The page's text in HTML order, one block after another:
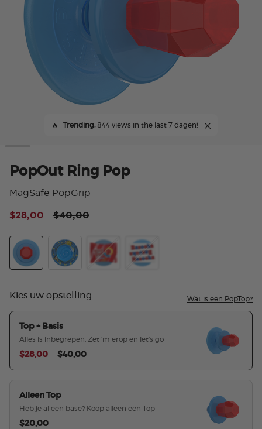
🔥 Trending,844 views in the last 7 dagen!
PopOut Ring Pop
MagSafe PopGrip
Price reduced from
$40,00to
$28,00
Kies uw opstelling Wat is een PopTop?
Top + Basis
Alles is inbegrepen. Zet 'm erop en let's go
Price reduced from
$40,00to
$28,00
Alleen Top
Heb je al een base? Koop alleen een Top
$20,00